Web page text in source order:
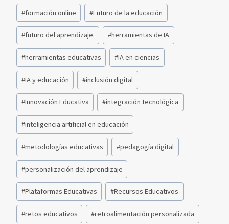
#formación online #Futuro de la educación
#futuro del aprendizaje. #herramientas de IA
#herramientas educativas #IA en ciencias
#IA y educación #inclusión digital
#Innovación Educativa #integración tecnológica
#inteligencia artificial en educación
#metodologías educativas #pedagogía digital
#personalización del aprendizaje
#Plataformas Educativas #Recursos Educativos
#retos educativos #retroalimentación personalizada